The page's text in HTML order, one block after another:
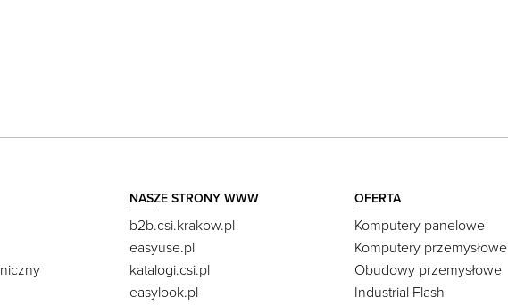
NASZE STRONY WWW
b2b.csi.krakow.pl
easyuse.pl
katalogi.csi.pl
easylook.pl
OFERTA
Komputery panelowe
Komputery przemysłowe
Obudowy przemysłowe
Industrial Flash